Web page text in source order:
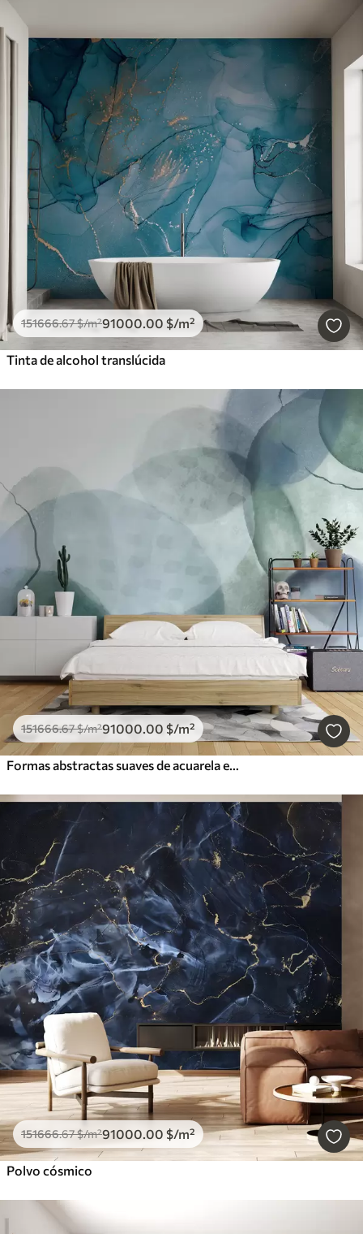
151666.67$/m²91000.00 $/m²
Tinta de alcohol translúcida
151666.67$/m²91000.00 $/m²
Formas abstractas suaves de acuarela en tonos de azul, verde y blanco
151666.67$/m²91000.00 $/m²
Polvo cósmico